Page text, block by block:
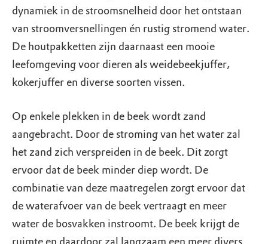
dynamiek in de stroomsnelheid door het ontstaan
van stroomversnellingen én rustig stromend water.
De houtpakketten zijn daarnaast een mooie
leefomgeving voor dieren als weidebeekjuffer,
kokerjuffer en diverse soorten vissen.
Op enkele plekken in de beek wordt zand
aangebracht. Door de stroming van het water zal
het zand zich verspreiden in de beek. Dit zorgt
ervoor dat de beek minder diep wordt. De
combinatie van deze maatregelen zorgt ervoor dat
de waterafvoer van de beek vertraagt en meer
water de bosvakken instroomt. De beek krijgt de